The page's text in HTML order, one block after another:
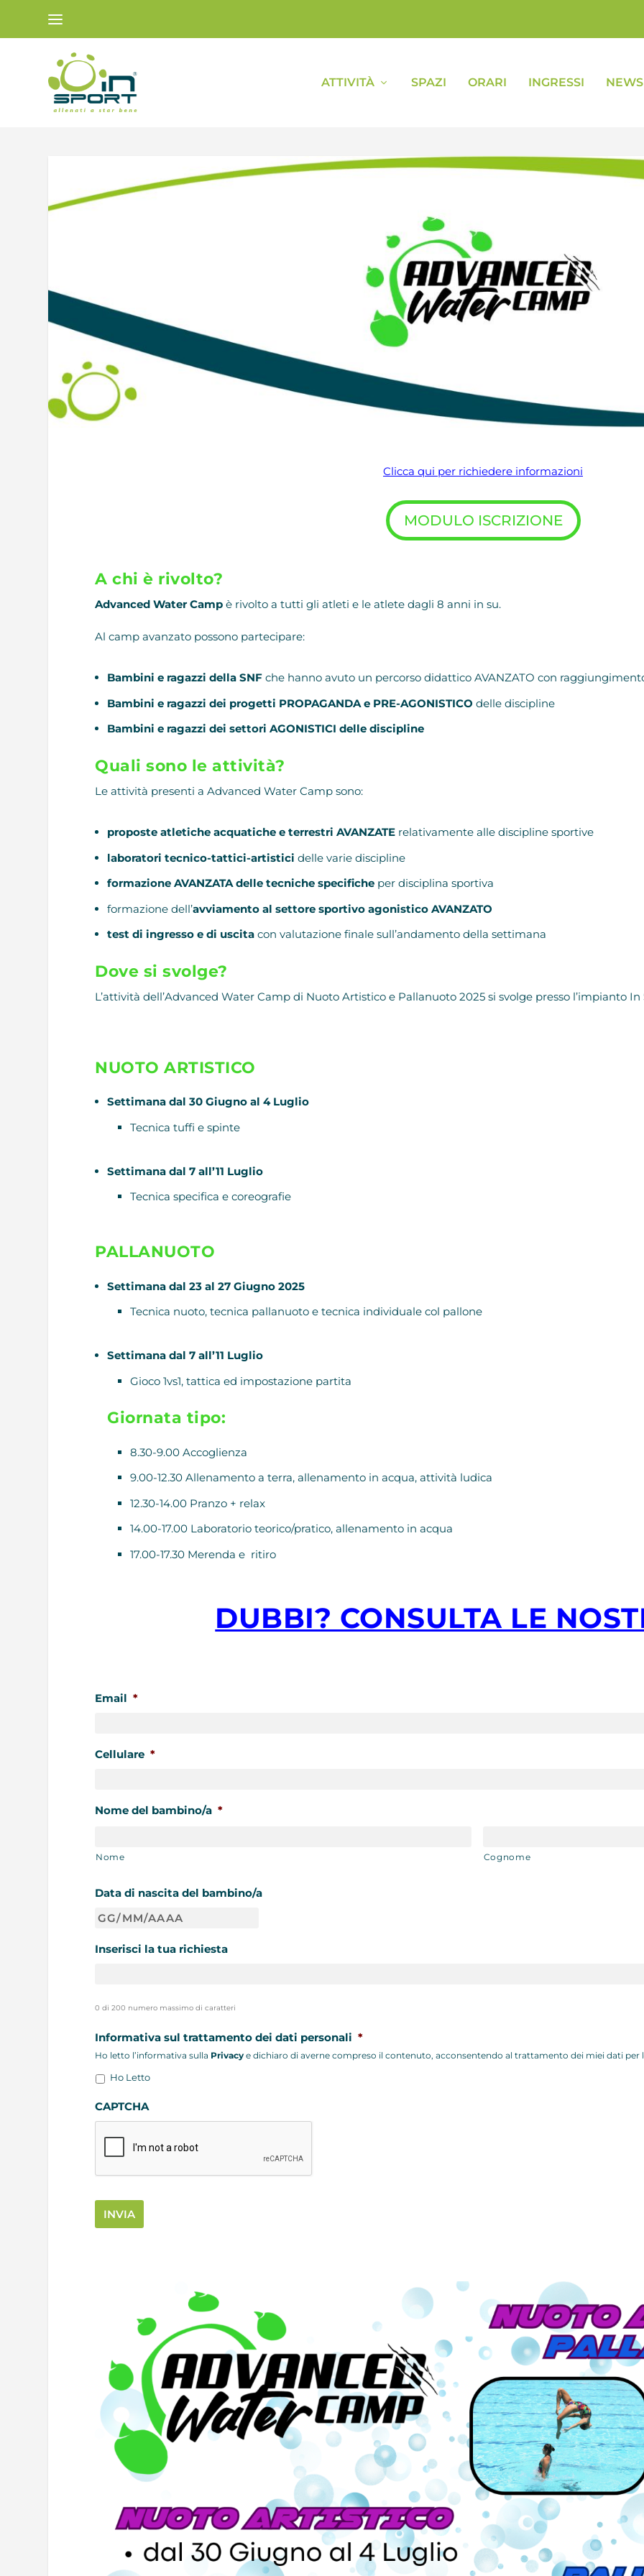
ATTIVITÀ SPAZI ORARI INGRESSI
Clicca qui per richiedere informazioni
MODULO ISCRIZIONE
A chi è rivolto?
Advanced Water Camp è rivolto a tutti gli atleti e le atlete dagli 8 anni in su.
Al camp avanzato possono partecipare:
Bambini e ragazzi della SNF che hanno avuto un percorso didattico AVANZATO con
Bambini e ragazzi dei progetti PROPAGANDA e PRE-AGONISTICO delle discipline
Bambini e ragazzi dei settori AGONISTICI delle discipline
Quali sono le attività?
Le attività presenti a Advanced Water Camp sono:
proposte atletiche acquatiche e terrestri AVANZATE relativamente alle discipline sportive
laboratori tecnico-tattici-artistici delle varie discipline
formazione AVANZATA delle tecniche specifiche per disciplina sportiva
formazione dell’avviamento al settore sportivo agonistico AVANZATO
test di ingresso e di uscita con valutazione finale sull’andamento della settimana
Dove si svolge?
L’attività dell’Advanced Water Camp di Nuoto Artistico e Pallanuoto 2025 si svolge presso l’impianto
NUOTO ARTISTICO
Settimana dal 30 Giugno al 4 Luglio
Tecnica tuffi e spinte
Settimana dal 7 all’11 Luglio
Tecnica specifica e coreografie
PALLANUOTO
Settimana dal 23 al 27 Giugno 2025
Tecnica nuoto, tecnica pallanuoto e tecnica individuale col pallone
Settimana dal 7 all’11 Luglio
Gioco 1vs1, tattica ed impostazione partita
Giornata tipo:
8.30-9.00 Accoglienza
9.00-12.30 Allenamento a terra, allenamento in acqua, attività ludica
12.30-14.00 Pranzo + relax
14.00-17.00 Laboratorio teorico/pratico, allenamento in acqua
17.00-17.30 Merenda e ritiro
DUBBI? CONSULTA LE
Email *
Cellulare *
Nome del bambino/a *
Nome Cognome
Data di nascita del bambino/a
Inserisci la tua richiesta
0 di 200 numero massimo di caratteri
Informativa sul trattamento dei dati personali *
Ho letto l’informativa sulla Privacy e dichiaro di averne compreso il contenuto, acconsentendo al trattamento dei miei dati per
Ho Letto
CAPTCHA